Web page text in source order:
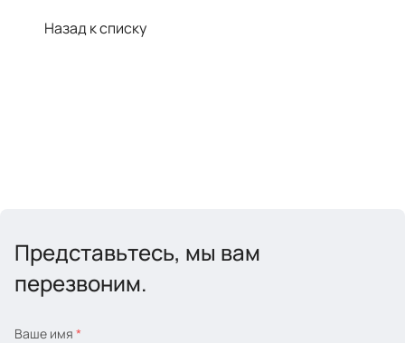
Назад к списку
Представьтесь, мы вам
перезвоним.
Ваше имя *